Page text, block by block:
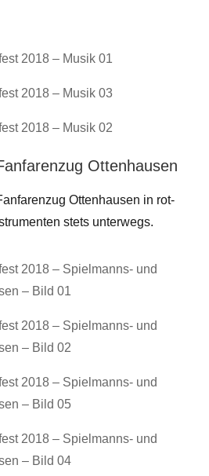
2018 – Musik 01
2018 – Musik 03
2018 – Musik 02
Ottenhausen
Ottenhausen in rot-
stets unterwegs.
2018 – Spielmanns- und
– Bild 01
2018 – Spielmanns- und
– Bild 02
2018 – Spielmanns- und
– Bild 05
2018 – Spielmanns- und
– Bild 04